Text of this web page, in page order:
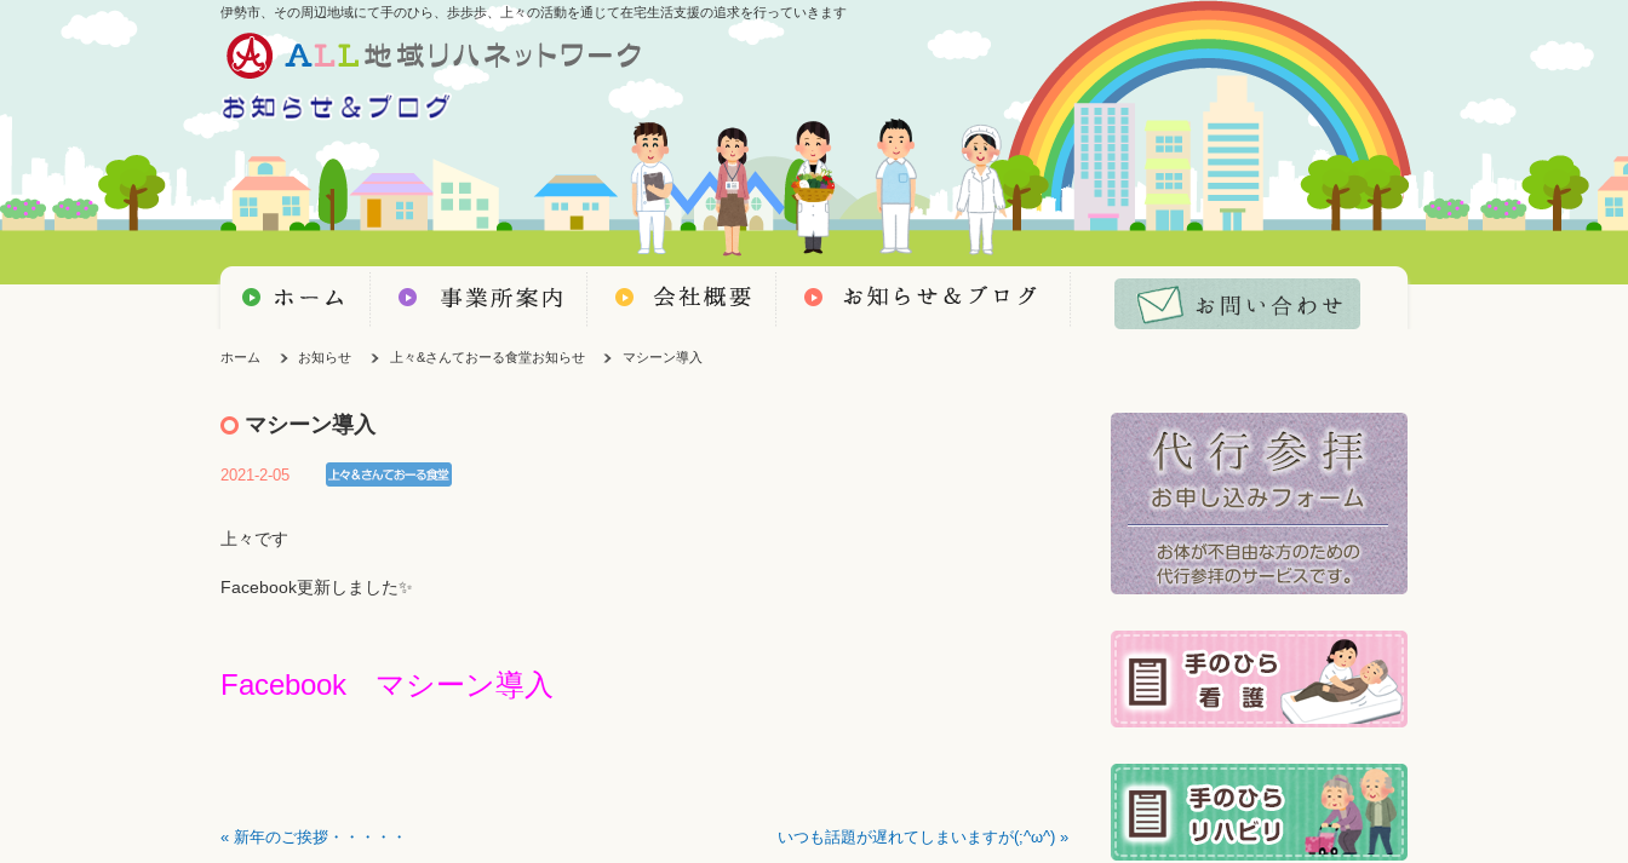
伊勢市、その周辺地域にて手のひら、歩歩歩、上々の活動を通じて在宅生活支援の追求を行っていきます
ホーム お知らせ 上々&さんておーる食堂お知らせ マシーン導入
マシーン導入
2021-2-05
上々です
Facebook更新しました✨
Facebook マシーン導入
« 新年のご挨拶・・・・・ いつも話題が遅れてしまいますが(;^ω^) »